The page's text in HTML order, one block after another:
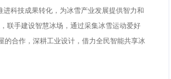
科技成果转化，为冰雪产业发展提供智力和
联手建设智慧冰场，通过采集冰雪运动爱好
的合作，深耕工业设计，借力全民智能共享冰